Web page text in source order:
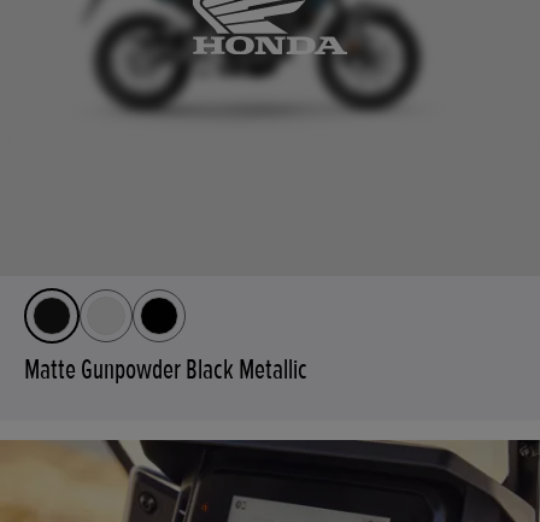
Matte Gunpowder Black Metallic